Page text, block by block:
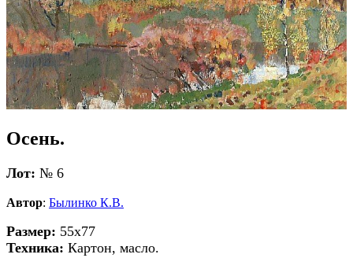
Осень.
Лот: № 6
Автор: Былинко К.В.
Размер: 55х77
Техника: Картон, масло.